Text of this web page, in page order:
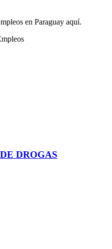
en Paraguay aquí.
DROGAS